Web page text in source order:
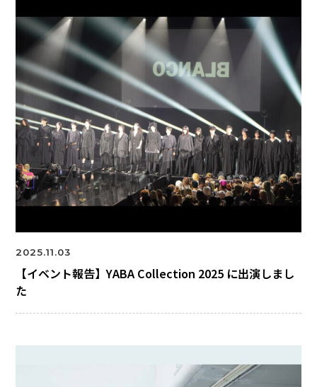
2025.11.03
【イベント報告】YABA Collection 2025 に出演しまし
た